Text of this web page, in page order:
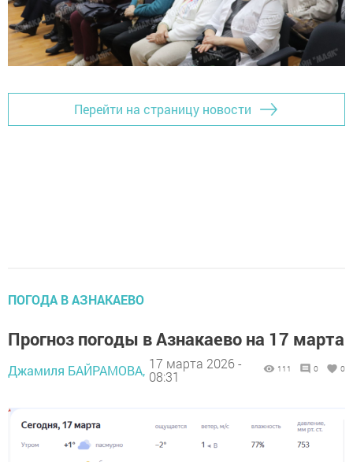
Перейти на страницу новости
ПОГОДА В АЗНАКАЕВО
Прогноз погоды в Азнакаево на 17 марта
Джамиля БАЙРАМОВА, 17 марта 2026 -
08:31
111 0 0